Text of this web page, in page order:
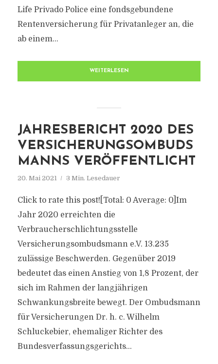
Life Privado Police eine fondsgebundene
Rentenversicherung für Privatanleger an, die
ab einem...
WEITERLESEN
JAHRESBERICHT 2020 DES
VERSICHERUNGSOMBUDS
MANNS VERÖFFENTLICHT
20. Mai 2021 3 Min. Lesedauer
Click to rate this post![Total: 0 Average: 0]Im
Jahr 2020 erreichten die
Verbraucherschlichtungsstelle
Versicherungsombudsmann e.V. 13.235
zulässige Beschwerden. Gegenüber 2019
bedeutet das einen Anstieg von 1,8 Prozent, der
sich im Rahmen der langjährigen
Schwankungsbreite bewegt. Der Ombudsmann
für Versicherungen Dr. h. c. Wilhelm
Schluckebier, ehemaliger Richter des
Bundesverfassungsgerichts...